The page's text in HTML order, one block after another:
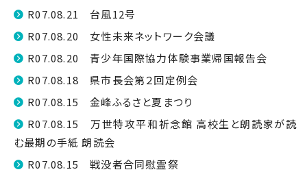
R07.08.21 台風12号
R07.08.20 女性未来ネットワーク会議
R07.08.20 青少年国際協力体験事業帰国報告会
R07.08.18 県市長会第２回定例会
R07.08.15 金峰ふるさと夏まつり
R07.08.15 万世特攻平和祈念館 高校生と朗読家が読
む最期の手紙 朗読会
R07.08.15 戦没者合同慰霊祭